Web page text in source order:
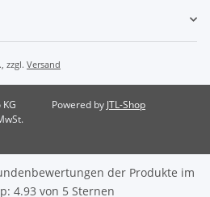
zzgl. Versand
Powered by JTL-Shop
der Produkte im
: 4.93 von 5 Sternen